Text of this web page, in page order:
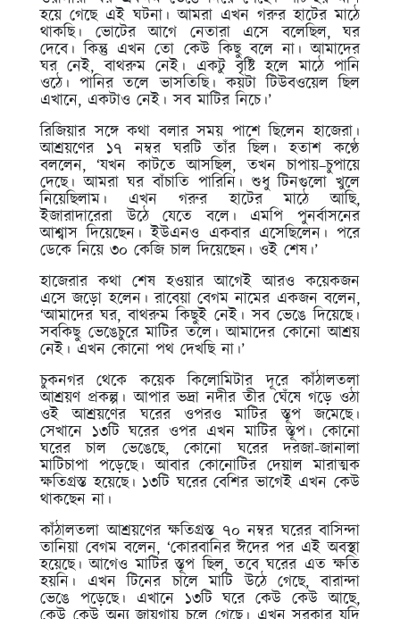
হয়ে গেছে এই ঘটনা। আমরা এখন গরুর হাটের মাঠে
থাকছি। ভোটের আগে নেতারা এসে বলেছিল, ঘর
দেবে। কিন্তু এখন তো কেউ কিছু বলে না। আমাদের
ঘর নেই, বাথরুম নেই। একটু বৃষ্টি হলে মাঠে পানি
ওঠে। পানির তলে ভাসতিছি। কয়টা টিউবওয়েল ছিল
এখানে, একটাও নেই। সব মাটির নিচে।’
রিজিয়ার সঙ্গে কথা বলার সময় পাশে ছিলেন হাজেরা।
আশ্রয়ণের ১৭ নম্বর ঘরটি তাঁর ছিল। হতাশ কণ্ঠে
বললেন, ‘যখন কাটতে আসছিল, তখন চাপায়–চুপায়ে
দেছে। আমরা ঘর বাঁচাতি পারিনি। শুধু টিনগুলো খুলে
নিয়েছিলাম। এখন গরুর হাটের মাঠে আছি,
ইজারাদারেরা উঠে যেতে বলে। এমপি পুনর্বাসনের
আশ্বাস দিয়েছেন। ইউএনও একবার এসেছিলেন। পরে
ডেকে নিয়ে ৩০ কেজি চাল দিয়েছেন। ওই শেষ।’
হাজেরার কথা শেষ হওয়ার আগেই আরও কয়েকজন
এসে জড়ো হলেন। রাবেয়া বেগম নামের একজন বলেন,
‘আমাদের ঘর, বাথরুম কিছুই নেই। সব ভেঙে দিয়েছে।
সবকিছু ভেঙেচুরে মাটির তলে। আমাদের কোনো আশ্রয়
নেই। এখন কোনো পথ দেখছি না।’
চুকনগর থেকে কয়েক কিলোমিটার দূরে কাঁঠালতলা
আশ্রয়ণ প্রকল্প। আপার ভদ্রা নদীর তীর ঘেঁষে গড়ে ওঠা
ওই আশ্রয়ণের ঘরের ওপরও মাটির স্তূপ জমেছে।
সেখানে ১৩টি ঘরের ওপর এখন মাটির স্তূপ। কোনো
ঘরের চাল ভেঙেছে, কোনো ঘরের দরজা-জানালা
মাটিচাপা পড়েছে। আবার কোনোটির দেয়াল মারাত্মক
ক্ষতিগ্রস্ত হয়েছে। ১৩টি ঘরের বেশির ভাগেই এখন কেউ
থাকছেন না।
কাঁঠালতলা আশ্রয়ণের ক্ষতিগ্রস্ত ৭০ নম্বর ঘরের বাসিন্দা
তানিয়া বেগম বলেন, ‘কোরবানির ঈদের পর এই অবস্থা
হয়েছে। আগেও মাটির স্তূপ ছিল, তবে ঘরের এত ক্ষতি
হয়নি। এখন টিনের চালে মাটি উঠে গেছে, বারান্দা
ভেঙে পড়েছে। এখানে ১৩টি ঘরে কেউ কেউ আছে,